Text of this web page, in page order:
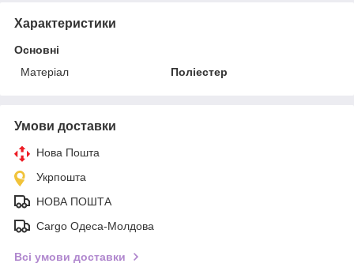
Характеристики
Основні
Матеріал
Поліестер
Умови доставки
Нова Пошта
Укрпошта
НОВА ПОШТА
Cargo Одеса-Молдова
Всі умови доставки